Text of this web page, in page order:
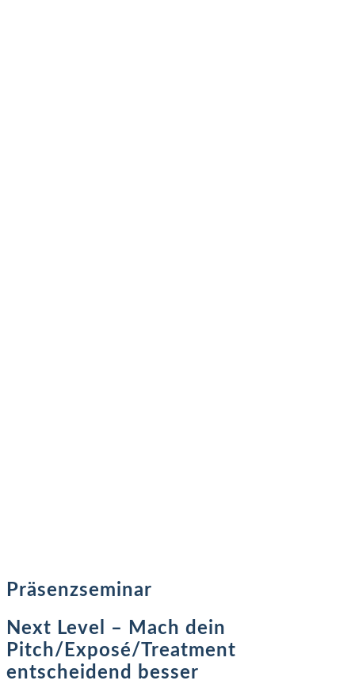
Präsenzseminar
Next Level – Mach dein
Pitch/Exposé/Treatment
entscheidend besser